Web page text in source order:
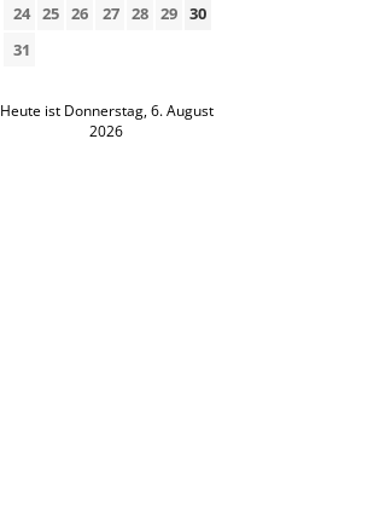
24 25 26 27 28 29 30
31
Heute ist Donnerstag, 6. August
2026